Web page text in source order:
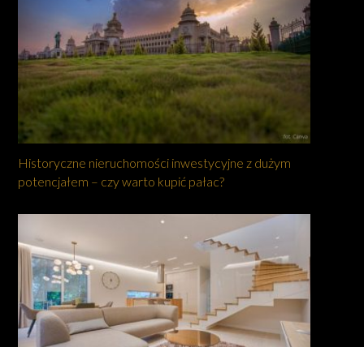
Historyczne nieruchomości inwestycyjne z dużym
potencjałem – czy warto kupić pałac?